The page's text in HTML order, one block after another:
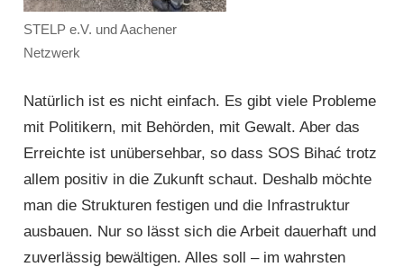
STELP e.V. und Aachener
Netzwerk
Natürlich ist es nicht einfach. Es gibt viele Probleme
mit Politikern, mit Behörden, mit Gewalt. Aber das
Erreichte ist unübersehbar, so dass SOS Bihać trotz
allem positiv in die Zukunft schaut. Deshalb möchte
man die Strukturen festigen und die Infrastruktur
ausbauen. Nur so lässt sich die Arbeit dauerhaft und
zuverlässig bewältigen. Alles soll – im wahrsten